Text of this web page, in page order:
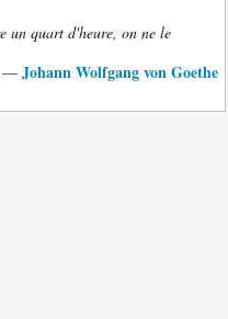
un quart d'heure, on ne le
— Johann Wolfgang von Goethe